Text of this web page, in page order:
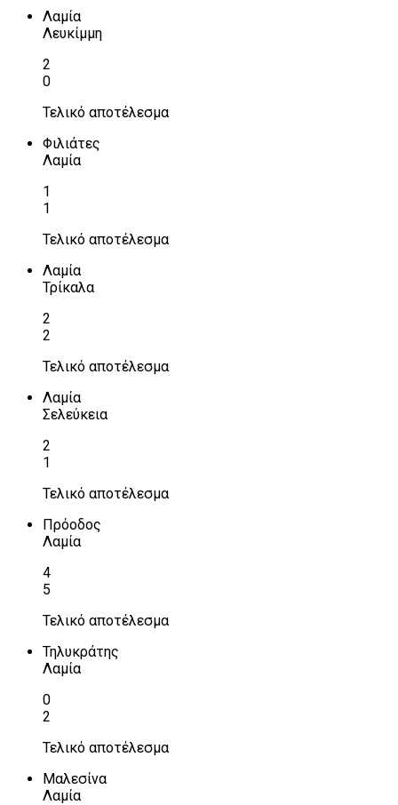
Λαμία
Λευκίμμη
2
0
Τελικό αποτέλεσμα
Φιλιάτες
Λαμία
1
1
Τελικό αποτέλεσμα
Λαμία
Τρίκαλα
2
2
Τελικό αποτέλεσμα
Λαμία
Σελεύκεια
2
1
Τελικό αποτέλεσμα
Πρόοδος
Λαμία
4
5
Τελικό αποτέλεσμα
Τηλυκράτης
Λαμία
0
2
Τελικό αποτέλεσμα
Μαλεσίνα
Λαμία